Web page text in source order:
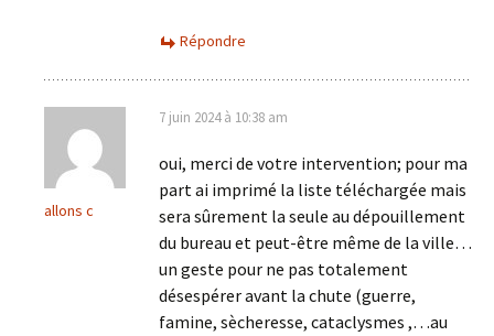
Répondre
allons c
7 juin 2024 à 10:38 am
oui, merci de votre intervention; pour ma
part ai imprimé la liste téléchargée mais
sera sûrement la seule au dépouillement
du bureau et peut-être même de la ville…
un geste pour ne pas totalement
désespérer avant la chute (guerre,
famine, sècheresse, cataclysmes ,…au